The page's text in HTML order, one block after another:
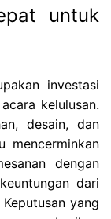
untuk
investasi
kelulusan.
desain, dan
mencerminkan
dengan
dari
yang